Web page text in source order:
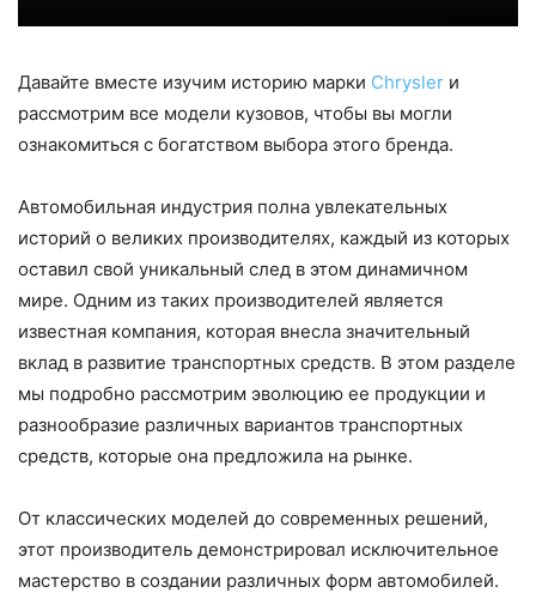
Давайте вместе изучим историю марки Chrysler и
рассмотрим все модели кузовов, чтобы вы могли
ознакомиться с богатством выбора этого бренда.
Автомобильная индустрия полна увлекательных
историй о великих производителях, каждый из которых
оставил свой уникальный след в этом динамичном
мире. Одним из таких производителей является
известная компания, которая внесла значительный
вклад в развитие транспортных средств. В этом разделе
мы подробно рассмотрим эволюцию ее продукции и
разнообразие различных вариантов транспортных
средств, которые она предложила на рынке.
От классических моделей до современных решений,
этот производитель демонстрировал исключительное
мастерство в создании различных форм автомобилей.